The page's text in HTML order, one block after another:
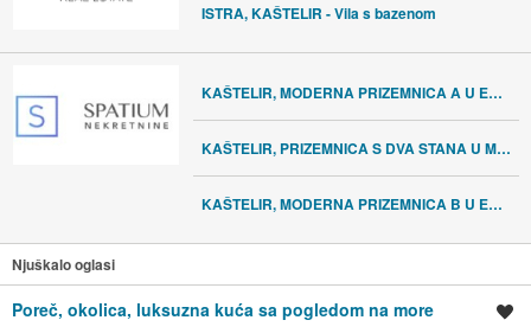
ISTRA, KAŠTELIR - Vila s bazenom
KAŠTELIR, MODERNA PRIZEMNICA A U EKSKLUZIVNOM KOMPLEKSU
KAŠTELIR, PRIZEMNICA S DVA STANA U MIRNOM OKRUŽENJU
KAŠTELIR, MODERNA PRIZEMNICA B U EKSKLUZIVNOM KOMPLEKSU
Njuškalo oglasi
Poreč, okolica, luksuzna kuća sa pogledom na more